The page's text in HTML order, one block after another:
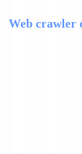
Web crawler